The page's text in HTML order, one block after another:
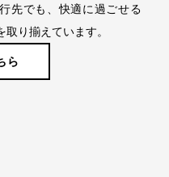
先でも、快適に過ごせる
り揃えています。
ら